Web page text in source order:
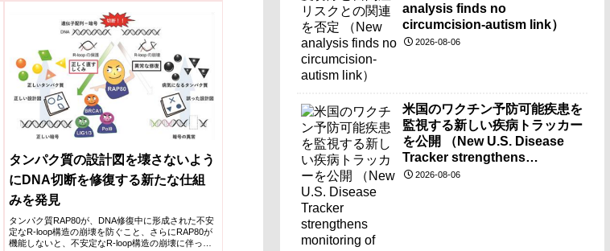
タンパク質の設計図を壊さないよう
にDNA切断を修復する新たな仕組
みを発見
タンパク質RAP80が、DNA修復中に形成された不安
定なR-loop構造の崩壊を防ぐこと、さらにRAP80が
機能しないと、不安定なR-loop構造の崩壊に伴って
analysis finds no
circumcision-autism link）
2026-08-06
米国のワクチン予防可能疾患を
監視する新しい疾病トラッカー
を公開 （New U.S. Disease
Tracker strengthens
monitoring of vaccine-
2026-08-06